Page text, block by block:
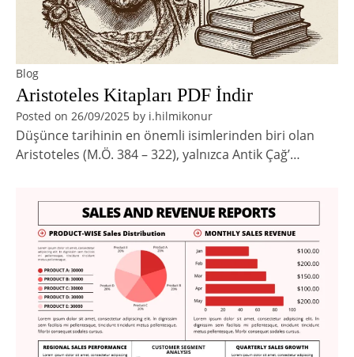
Blog
Aristoteles Kitapları PDF İndir
Posted on 26/09/2025 by i.hilmikonur
Düşünce tarihinin en önemli isimlerinden biri olan
Aristoteles (M.Ö. 384 – 322), yalnızca Antik Çağ’…